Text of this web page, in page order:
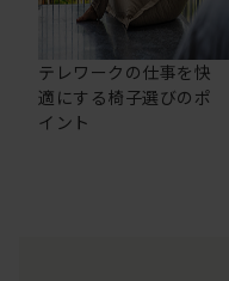
テレワークの仕事を快
適にする椅子選びのポ
イント